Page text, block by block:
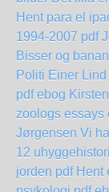
Hent para el
1994-2007 pdf
Bisser og
Politi Einer
pdf ebog
zoologs essays
Jørgensen Vi
12
jorden pdf Hent